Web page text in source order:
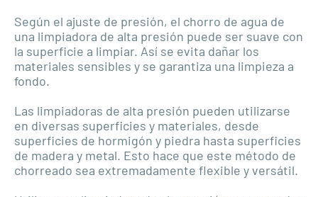
Según el ajuste de presión, el chorro de agua de
una limpiadora de alta presión puede ser suave con
la superficie a limpiar. Así se evita dañar los
materiales sensibles y se garantiza una limpieza a
fondo.
Las limpiadoras de alta presión pueden utilizarse
en diversas superficies y materiales, desde
superficies de hormigón y piedra hasta superficies
de madera y metal. Esto hace que este método de
chorreado sea extremadamente flexible y versátil.